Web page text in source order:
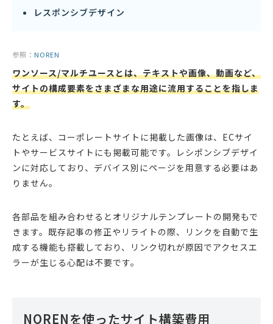
レスポンシブデザイン
参照： NOREN
ワンソース/マルチユースとは、テキストや画像、動画など、
サイトの構成要素をさまざまな用途に流用することを指しま
す。
たとえば、コーポレートサイトに掲載した画像は、ECサイ
トやサービスサイトにも掲載可能です。レシポンシブデザイ
ンに対応しており、デバイス別にページを用意する必要はあ
りません。
各部品を組み合わせるとオリジナルテンプレートの開発もで
きます。既存記事の修正やリライトの際、リンクを自動で生
成する機能も搭載しており、リンク切れが原因でアクセスエ
ラーが生じる心配は不要です。
NORENを使ったサイト構築費用